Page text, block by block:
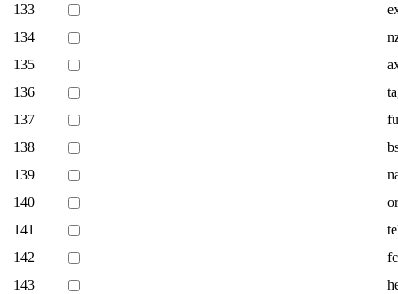
133
134
135
136
137
138
139
140
141
142
143